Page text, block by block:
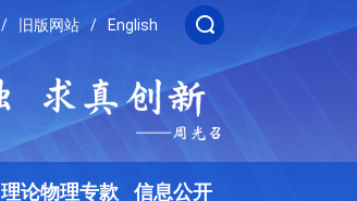
/ 旧版网站 / English
理论物理专款 信息公开